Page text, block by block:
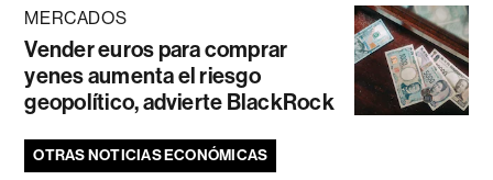
MERCADOS
Vender euros para comprar
yenes aumenta el riesgo
geopolítico, advierte BlackRock
OTRAS NOTICIAS ECONÓMICAS